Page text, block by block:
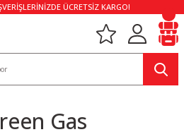
ÜCRETSİZ KARGO!
Gas